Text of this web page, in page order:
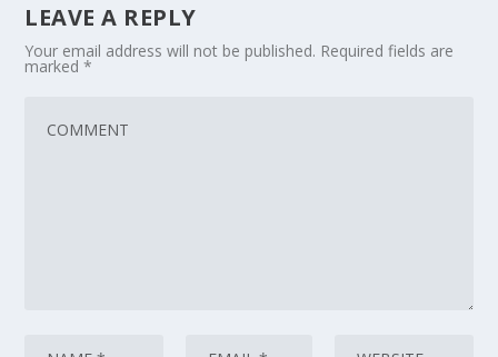
LEAVE A REPLY
Your email address will not be published. Required fields are
marked*